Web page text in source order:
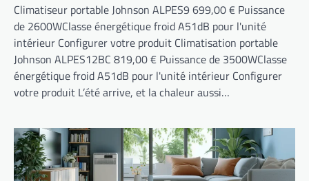
Climatiseur portable Johnson ALPES9 699,00 € Puissance
de 2600WClasse énergétique froid A51dB pour l'unité
intérieur Configurer votre produit Climatisation portable
Johnson ALPES12BC 819,00 € Puissance de 3500WClasse
énergétique froid A51dB pour l'unité intérieur Configurer
votre produit L’été arrive, et la chaleur aussi…